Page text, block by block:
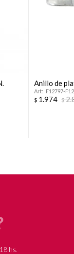
Anillo de
F12797-
$ 1.974 $
hs.